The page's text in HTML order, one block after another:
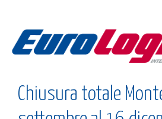
Chiusura totale